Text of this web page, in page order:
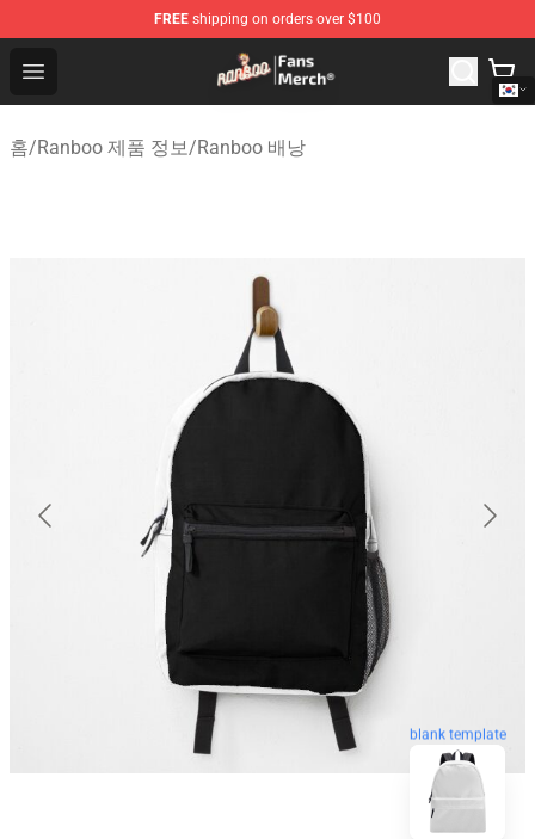
FREE shipping on orders over $100
Open menu
Ranboo Store - Official Ranboo Merchandise Shop
홈/Ranboo 제품 정보/Ranboo 배낭
blank template